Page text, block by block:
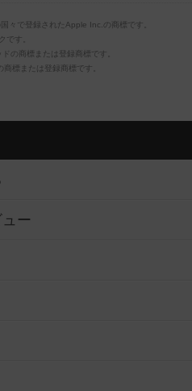
々で登録されたApple Inc.の商標です。
です。
の商標または登録商標です。
標または登録商標です。
ー